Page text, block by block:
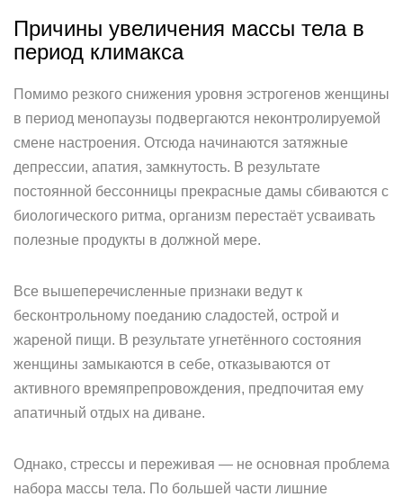
Причины увеличения массы тела в
период климакса
Помимо резкого снижения уровня эстрогенов женщины
в период менопаузы подвергаются неконтролируемой
смене настроения. Отсюда начинаются затяжные
депрессии, апатия, замкнутость. В результате
постоянной бессонницы прекрасные дамы сбиваются с
биологического ритма, организм перестаёт усваивать
полезные продукты в должной мере.
Все вышеперечисленные признаки ведут к
бесконтрольному поеданию сладостей, острой и
жареной пищи. В результате угнетённого состояния
женщины замыкаются в себе, отказываются от
активного времяпрепровождения, предпочитая ему
апатичный отдых на диване.
Однако, стрессы и переживая — не основная проблема
набора массы тела. По большей части лишние